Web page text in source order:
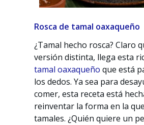
Rosca de tamal oaxaqueño
¿Tamal hecho rosca? Claro
versión distinta, llega esta
tamal oaxaqueño que está
los dedos. Ya sea para
comer, esta receta está
reinventar la forma en la
tamales. ¿Quién quiere un